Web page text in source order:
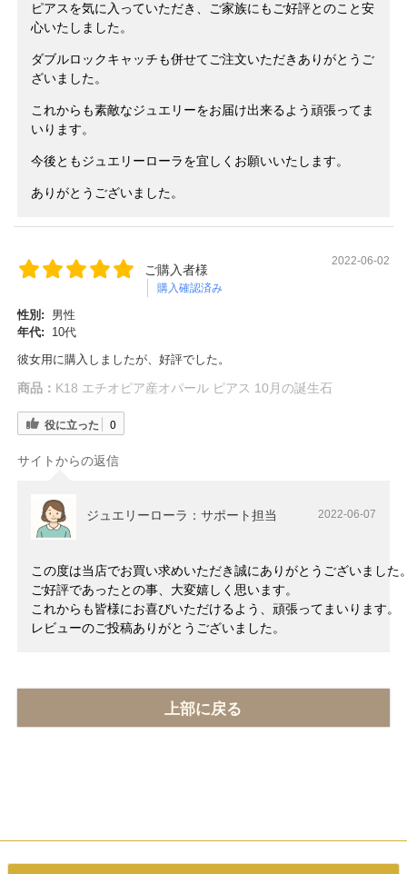
ピアスを気に入っていただき、ご家族にもご好評とのこと安
心いたしました。
ダブルロックキャッチも併せてご注文いただきありがとうご
ざいました。
これからも素敵なジュエリーをお届け出来るよう頑張ってま
いります。
今後ともジュエリーローラを宜しくお願いいたします。
ありがとうございました。
ご購入者様
購入確認済み
2022-06-02
性別:
男性
年代:
10代
彼女用に購入しましたが、好評でした。
商品： K18 エチオピア産オパール ピアス 10月の誕生石
役に立った 0
サイトからの返信
ジュエリーローラ：サポート担当 2022-06-07
この度は当店でお買い求めいただき誠にありがとうございました
ご好評であったとの事、大変嬉しく思います。
これからも皆様にお喜びいただけるよう、頑張ってまいります。
レビューのご投稿ありがとうございました。
上部に戻る